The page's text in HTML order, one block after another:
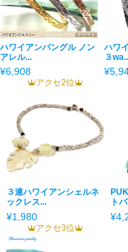
ハワイアンバングル ノン
アレル...
¥6,908
ハワ
３
アクセ2位
３連ハワイアンシェルネ
ックレス...
¥1,980
ト
アクセ3位